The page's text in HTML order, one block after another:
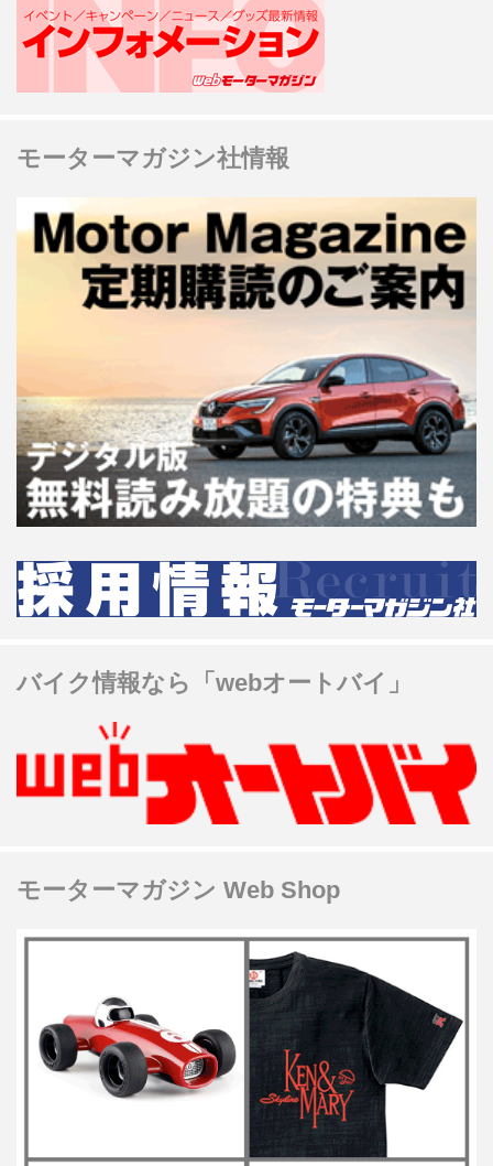
モーターマガジン社情報
バイク情報なら「webオートバイ」
モーターマガジン Web Shop